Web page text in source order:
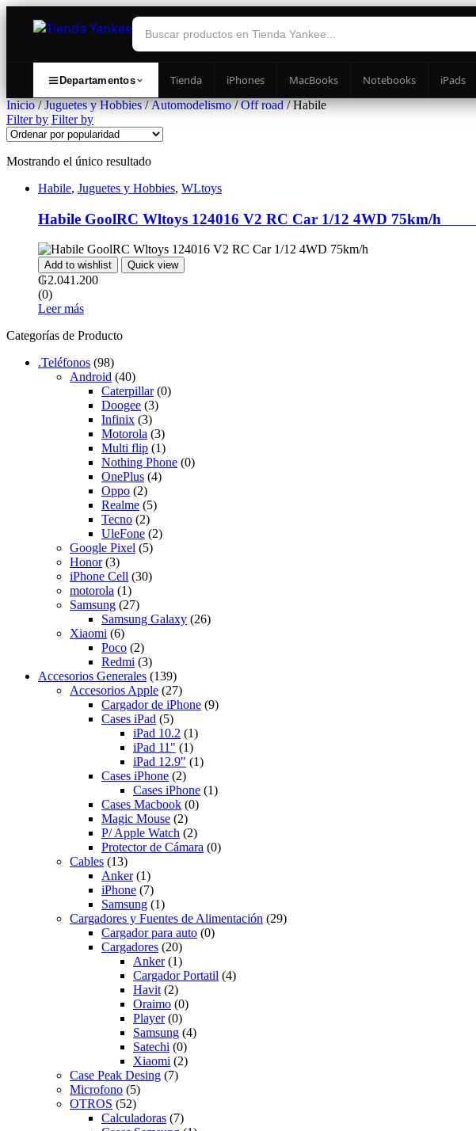
Departamentos Tienda iPhones MacBooks Notebooks iPads
Inicio/Juguetes y Hobbies/Automodelismo/Off road/ Habile
Filter by Filter by
Mostrando el único resultado
Habile, Juguetes y Hobbies, WLtoys
Habile GoolRC Wltoys 124016 V2 RC Car 1/12 4WD 75km/h‎
Add to wishlist Quick view
₲2.041.200
(0)
Leer más
Categorías de Producto
.Teléfonos (98)
Android (40)
Caterpillar (0)
Doogee (3)
Infinix (3)
Motorola (3)
Multi flip (1)
Nothing Phone (0)
OnePlus (4)
Oppo (2)
Realme (5)
Tecno (2)
UleFone (2)
Google Pixel (5)
Honor (3)
iPhone Cell (30)
motorola (1)
Samsung (27)
Samsung Galaxy (26)
Xiaomi (6)
Poco (2)
Redmi (3)
Accesorios Generales (139)
Accesorios Apple (27)
Cargador de iPhone (9)
Cases iPad (5)
iPad 10.2 (1)
iPad 11" (1)
iPad 12.9" (1)
Cases iPhone (2)
Cases iPhone (1)
Cases Macbook (0)
Magic Mouse (2)
P/ Apple Watch (2)
Protector de Cámara (0)
Cables (13)
Anker (1)
iPhone (7)
Samsung (1)
Cargadores y Fuentes de Alimentación (29)
Cargador para auto (0)
Cargadores (20)
Anker (1)
Cargador Portatil (4)
Havit (2)
Oraimo (0)
Player (0)
Samsung (4)
Satechi (0)
Xiaomi (2)
Case Peak Desing (7)
Microfono (5)
OTROS (52)
Calculadoras (7)